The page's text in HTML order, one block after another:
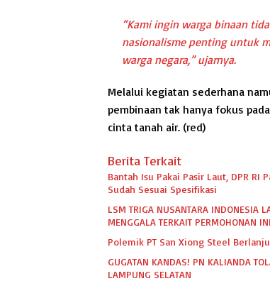
“Kami ingin warga binaan
nasionalisme penting untuk
warga negara,” ujarnya.
Melalui kegiatan sederhana
pembinaan tak hanya fokus
cinta tanah air. (red)
Berita Terkait
Bantah Isu Pakai Pasir Laut, DPR
Sudah Sesuai Spesifikasi
LSM TRIGA NUSANTARA INDONESIA
MENGGALA TERKAIT PERMOHONAN
Polemik PT San Xiong Steel
GUGATAN KANDAS! PN KALIANDA
LAMPUNG SELATAN